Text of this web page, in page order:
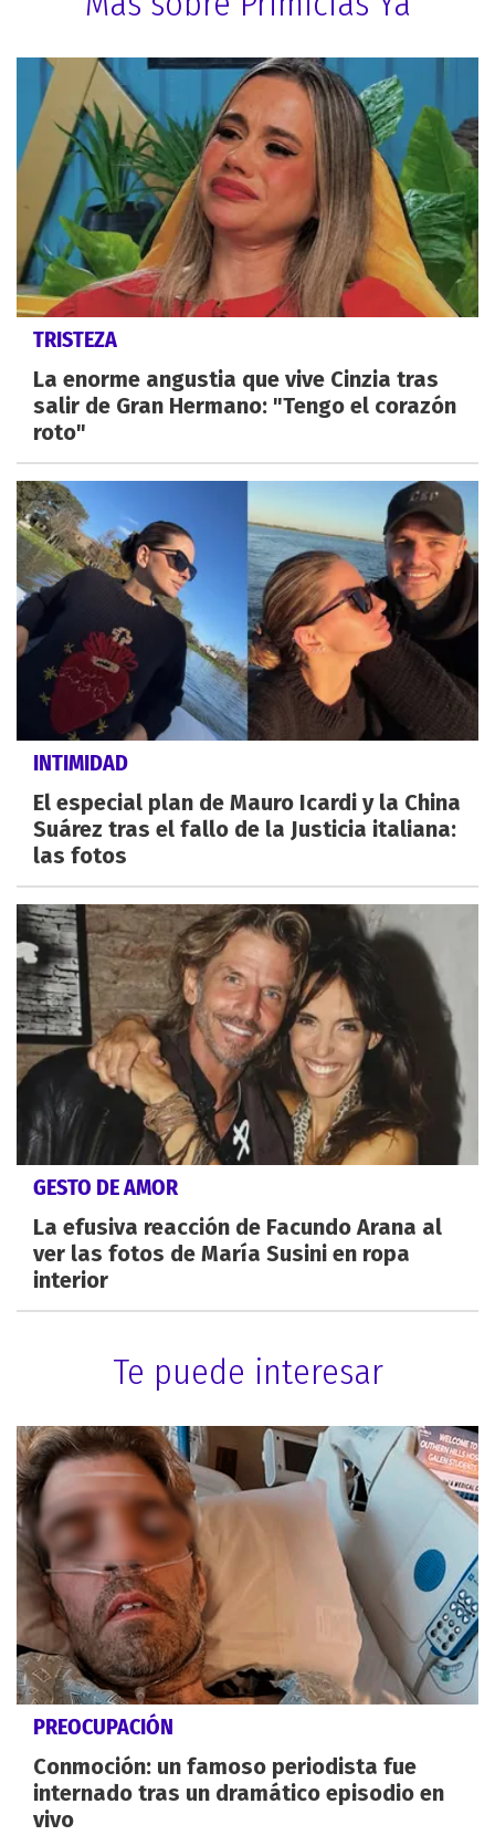
TRISTEZA
La enorme angustia que vive Cinzia tras
salir de Gran Hermano: "Tengo el corazón
roto"
INTIMIDAD
El especial plan de Mauro Icardi y la China
Suárez tras el fallo de la Justicia italiana:
las fotos
GESTO DE AMOR
La efusiva reacción de Facundo Arana al
ver las fotos de María Susini en ropa
interior
Te puede interesar
PREOCUPACIÓN
Conmoción: un famoso periodista fue
internado tras un dramático episodio en
vivo